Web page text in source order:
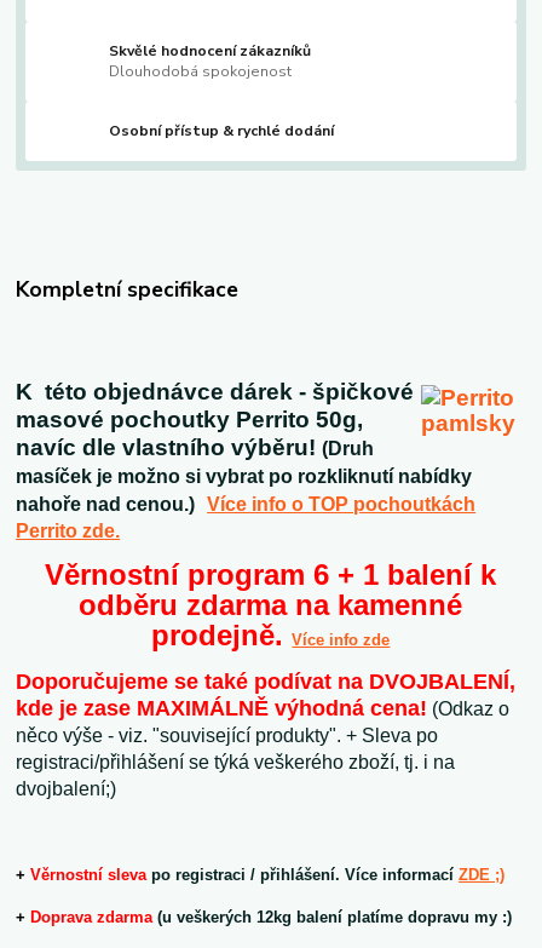
Skvělé hodnocení zákazníků
Dlouhodobá spokojenost
Osobní přístup & rychlé dodání
Kompletní specifikace
K této objednávce dárek - špičkové
masové pochoutky Perrito 50g,
navíc dle vlastního výběru!(Druh
masíček je možno si vybrat po rozkliknutí nabídky
nahoře nad cenou.) Více info o TOP pochoutkách
Perrito zde.
Věrnostní program 6 + 1 balení k
odběru zdarma na kamenné
prodejně.Více info zde
Doporučujeme se také podívat na DVOJBALENÍ,
kde je zase MAXIMÁLNĚ výhodná cena! (Odkaz o
něco výše - viz. "související produkty". + Sleva po
registraci/přihlášení se týká veškerého zboží, tj. i na
dvojbalení;)
+ Věrnostní slevapo registraci / přihlášení. Více informacíZDE ;)
+ Doprava zdarma (u veškerých 12kg balení platíme dopravu my :)